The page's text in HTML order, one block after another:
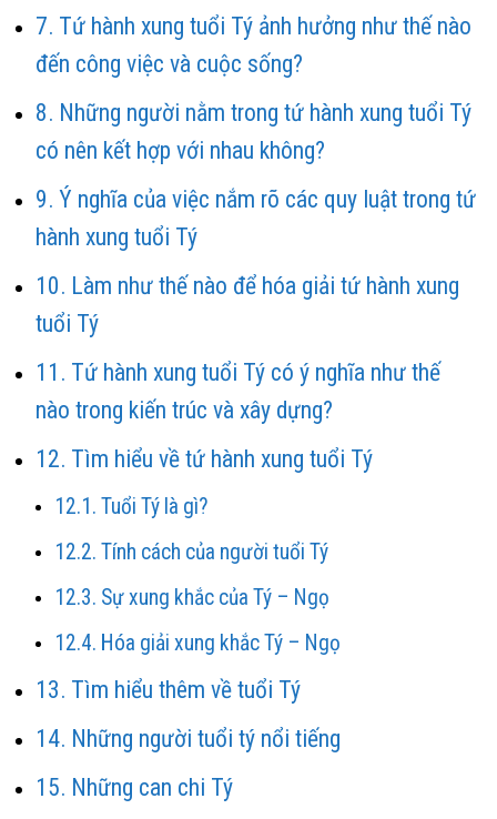
Tứ hành xung tuổi Tý ảnh hưởng như thế nào
đến công việc và cuộc sống?
Những người nằm trong tứ hành xung tuổi Tý
có nên kết hợp với nhau không?
Ý nghĩa của việc nắm rõ các quy luật trong tứ
hành xung tuổi Tý
Làm như thế nào để hóa giải tứ hành xung
tuổi Tý
Tứ hành xung tuổi Tý có ý nghĩa như thế
nào trong kiến trúc và xây dựng?
Tìm hiểu về tứ hành xung tuổi Tý
Tuổi Tý là gì?
Tính cách của người tuổi Tý
Sự xung khắc của Tý – Ngọ
Hóa giải xung khắc Tý – Ngọ
Tìm hiểu thêm về tuổi Tý
Những người tuổi tý nổi tiếng
Những can chi Tý